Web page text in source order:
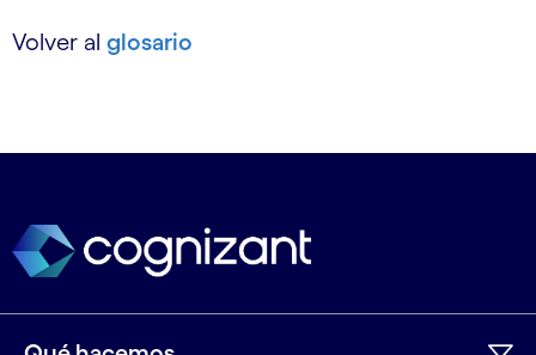
Volver al glosario